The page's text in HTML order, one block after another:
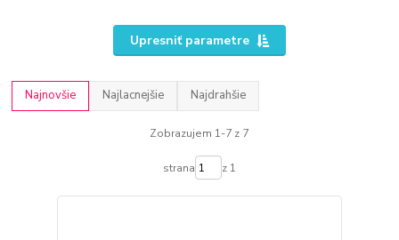
Upresniť parametre
Najnovšie Najlacnejšie Najdrahšie
Zobrazujem 1-7 z 7
strana z 1